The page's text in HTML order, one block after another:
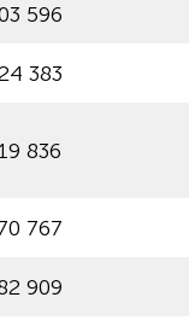
596
383
836
767
909